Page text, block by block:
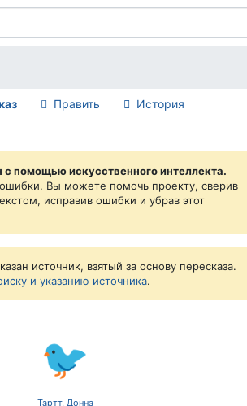
Править История
с помощью искусственного интеллекта.
Вы можете помочь проекту, сверив
исправив ошибки и убрав этот
источник, взятый за основу пересказа.
и указанию источника.
🐦
Тартт, Донна